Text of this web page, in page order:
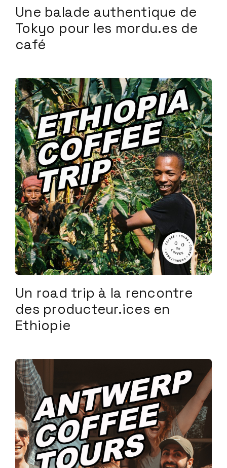
Une balade authentique de
Tokyo pour les mordu.es de
café
Un road trip à la rencontre
des producteur.ices en
Ethiopie